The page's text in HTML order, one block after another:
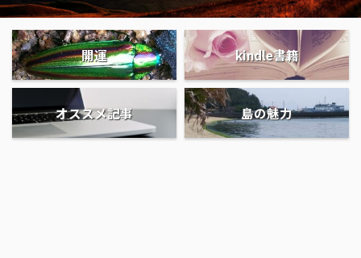
開運 kindle書籍
オススメ記事 島の魅力